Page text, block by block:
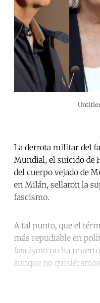
La derrota militar del
Mundial, el suicido de
del cuerpo vejado de
en Milán, sellaron la
fascismo.
A tal punto, que el
más repudiable en
fascismo no ha
aunque no